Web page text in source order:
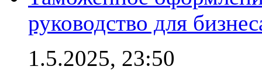
руководство для
1.5.2025, 23:50